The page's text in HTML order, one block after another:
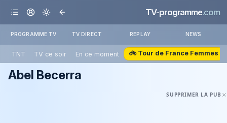
TV-programme.com
PROGRAMME TV TV DIRECT REPLAY NEWS
TNT TV ce soir En ce moment 🚲 Tour de France Femmes
Abel Becerra
SUPPRIMER LA PUB